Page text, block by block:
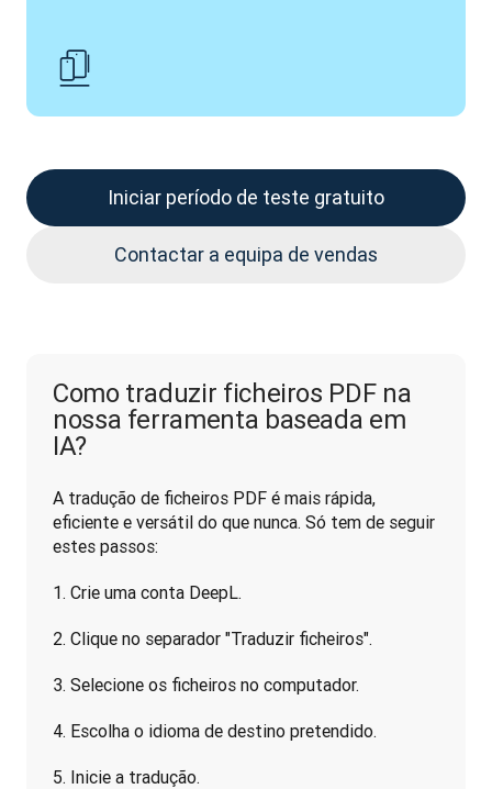
Iniciar período de teste gratuito
Contactar a equipa de vendas
Como traduzir ficheiros PDF na
nossa ferramenta baseada em
IA?
A tradução de ficheiros PDF é mais rápida,
eficiente e versátil do que nunca. Só tem de seguir
estes passos:
1. Crie uma conta DeepL.
2. Clique no separador "Traduzir ficheiros".
3. Selecione os ficheiros no computador.
4. Escolha o idioma de destino pretendido.
5. Inicie a tradução.